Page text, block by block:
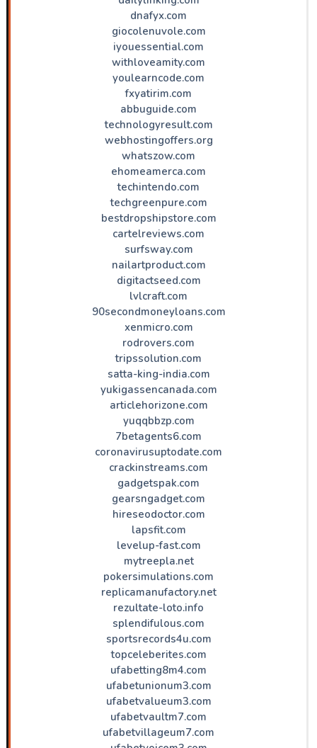
dnafyx.com
giocolenuvole.com
iyouessential.com
withloveamity.com
youlearncode.com
fxyatirim.com
abbuguide.com
technologyresult.com
webhostingoffers.org
whatszow.com
ehomeamerca.com
techintendo.com
techgreenpure.com
bestdropshipstore.com
cartelreviews.com
surfsway.com
nailartproduct.com
digitactseed.com
lvlcraft.com
90secondmoneyloans.com
xenmicro.com
rodrovers.com
tripssolution.com
satta-king-india.com
yukigassencanada.com
articlehorizone.com
yuqqbbzp.com
7betagents6.com
coronavirusuptodate.com
crackinstreams.com
gadgetspak.com
gearsngadget.com
hireseodoctor.com
lapsfit.com
levelup-fast.com
mytreepla.net
pokersimulations.com
replicamanufactory.net
rezultate-loto.info
splendifulous.com
sportsrecords4u.com
topceleberites.com
ufabetting8m4.com
ufabetunionum3.com
ufabetvalueum3.com
ufabetvaultm7.com
ufabetvillageum7.com